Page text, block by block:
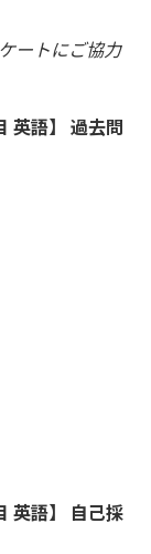
ートにご協力
英語】 過去問
英語】 自己採